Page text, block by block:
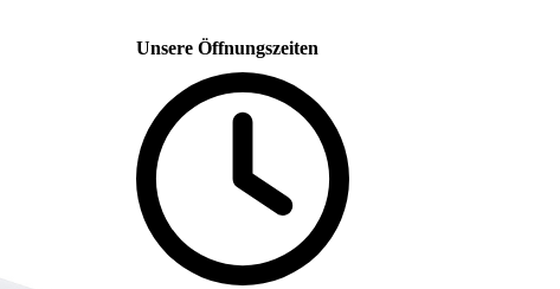
Unsere Öffnungszeiten